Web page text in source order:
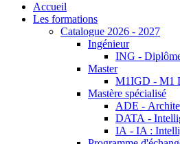
Accueil
Les formations
Catalogue 2026 - 2027
Ingénieur
ING -
Master
M1IGD - M1
Mastère spécialisé
ADE -
DATA -
IA - IA :